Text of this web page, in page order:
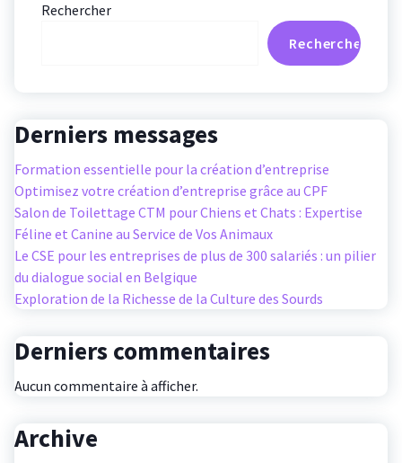
Rechercher
Rechercher
Derniers messages
Formation essentielle pour la création d’entreprise
Optimisez votre création d’entreprise grâce au CPF
Salon de Toilettage CTM pour Chiens et Chats : Expertise
Féline et Canine au Service de Vos Animaux
Le CSE pour les entreprises de plus de 300 salariés : un pilier
du dialogue social en Belgique
Exploration de la Richesse de la Culture des Sourds
Derniers commentaires
Aucun commentaire à afficher.
Archive